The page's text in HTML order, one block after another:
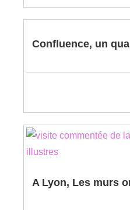
Confluence, un
A Lyon, Les murs